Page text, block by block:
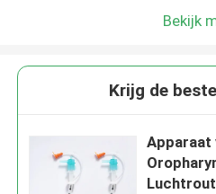
Bekijk
Krijg de
Apparaat